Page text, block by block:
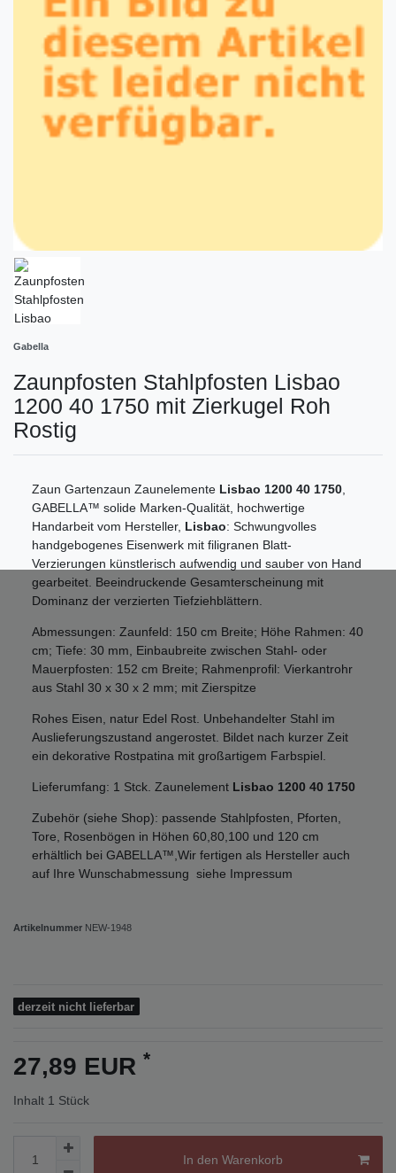
Gabella
Zaunpfosten Stahlpfosten Lisbao
1200 40 1750 mit Zierkugel Roh
Rostig
Zaun Gartenzaun Zaunelemente Lisbao 1200 40 1750
GABELLA™ solide Marken-Qualität, hochwertige
Handarbeit vom Hersteller, Lisbao: Schwungvolles
handgebogenes Eisenwerk mit filigranen Blatt-
Verzierungen künstlerisch aufwendig und sauber von Hand
gearbeitet. Beeindruckende Gesamterscheinung mit
Dominanz der verzierten Tiefziehblättern.
Abmessungen: Zaunfeld: 150 cm Breite; Höhe Rahmen: 40
cm; Tiefe: 30 mm, Einbaubreite zwischen Stahl- oder
Mauerpfosten: 152 cm Breite; Rahmenprofil: Vierkantrohr
aus Stahl 30 x 30 x 2 mm; mit Zierspitze
Rohes Eisen, natur Edel Rost. Unbehandelter Stahl im
Auslieferungszustand angerostet. Bildet nach kurzer Zeit
ein dekorative Rostpatina mit großartigem Farbspiel.
Lieferumfang: 1 Stck. Zaunelement Lisbao 1200 40 1750
Zubehör (siehe Shop): passende Stahlpfosten, Pforten,
Tore, Rosenbögen in Höhen 60,80,100 und 120 cm
erhältlich bei GABELLA™,Wir fertigen als Hersteller auch
auf Ihre Wunschabmessung siehe Impressum
Artikelnummer NEW-1948
derzeit nicht lieferbar
27,89 EUR *
Inhalt 1 Stück
In den Warenkorb